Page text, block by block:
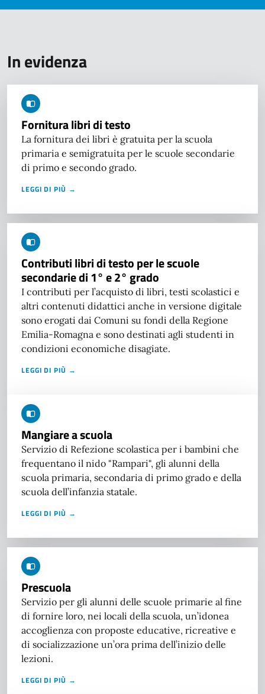
In evidenza
Fornitura libri di testo
La fornitura dei libri è gratuita per la scuola
primaria e semigratuita per le scuole secondarie
di primo e secondo grado.
LEGGI DI PIÙ →
Contributi libri di testo per le scuole
secondarie di 1° e 2° grado
I contributi per l’acquisto di libri, testi scolastici e
altri contenuti didattici anche in versione digitale
sono erogati dai Comuni su fondi della Regione
Emilia-Romagna e sono destinati agli studenti in
condizioni economiche disagiate.
LEGGI DI PIÙ →
Mangiare a scuola
Servizio di Refezione scolastica per i bambini che
frequentano il nido "Rampari", gli alunni della
scuola primaria, secondaria di primo grado e della
scuola dell’infanzia statale.
LEGGI DI PIÙ →
Prescuola
Servizio per gli alunni delle scuole primarie al fine
di fornire loro, nei locali della scuola, un’idonea
accoglienza con proposte educative, ricreative e
di socializzazione un’ora prima dell’inizio delle
lezioni.
LEGGI DI PIÙ →